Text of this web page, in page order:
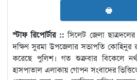
🖶
স্টাফ রিপোর্টার :: সিলেট জেলা
দক্ষিণ সুরমা উপজেলার সভাপতি কোহিনুর
করেছে পুলিশ। গত শুক্রবার বিকেলে
হাসপাতাল এলাকায় গোপন সংবাদের